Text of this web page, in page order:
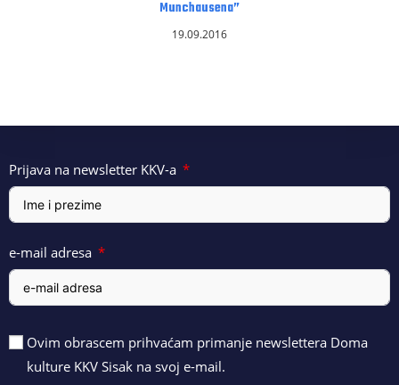
Munchausena”
19.09.2016
Prijava na newsletter KKV-a
e-mail adresa
Ovim obrascem prihvaćam primanje newslettera Doma
kulture KKV Sisak na svoj e-mail.